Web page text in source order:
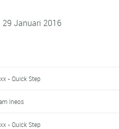
29 Januari 2016
- Quick Step
Ineos
- Quick Step